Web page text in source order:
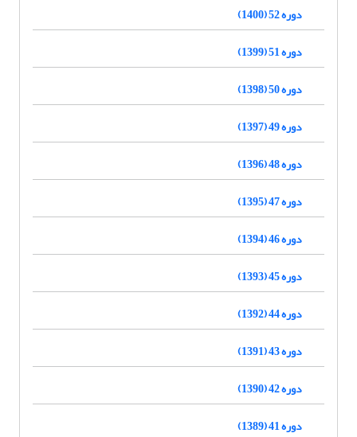
دوره 52 (1400)
دوره 51 (1399)
دوره 50 (1398)
دوره 49 (1397)
دوره 48 (1396)
دوره 47 (1395)
دوره 46 (1394)
دوره 45 (1393)
دوره 44 (1392)
دوره 43 (1391)
دوره 42 (1390)
دوره 41 (1389)